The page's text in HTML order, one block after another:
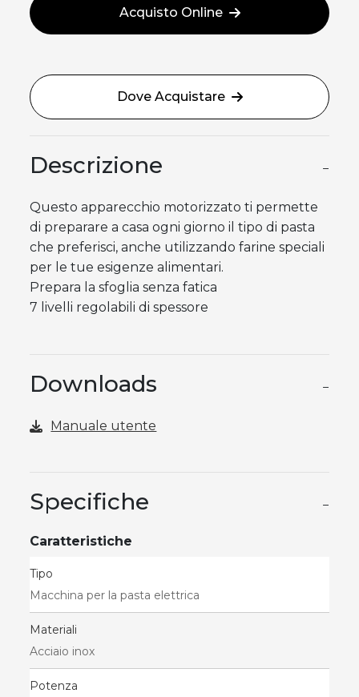
Acquisto Online
Dove Acquistare
Descrizione −
Questo apparecchio motorizzato ti permette
di preparare a casa ogni giorno il tipo di pasta
che preferisci, anche utilizzando farine speciali
per le tue esigenze alimentari.
Prepara la sfoglia senza fatica
7 livelli regolabili di spessore
Downloads −
Manuale utente
Specifiche −
Caratteristiche
Tipo
Macchina per la pasta elettrica
Materiali
Acciaio inox
Potenza